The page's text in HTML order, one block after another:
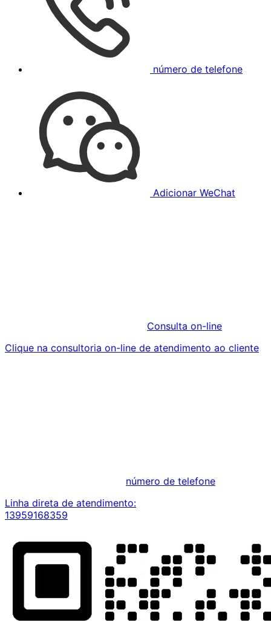
número de telefone
Adicionar WeChat
Consulta on-line
Clique na consultoria on-line de atendimento ao cliente
número de telefone
Linha direta de atendimento:
13959168359